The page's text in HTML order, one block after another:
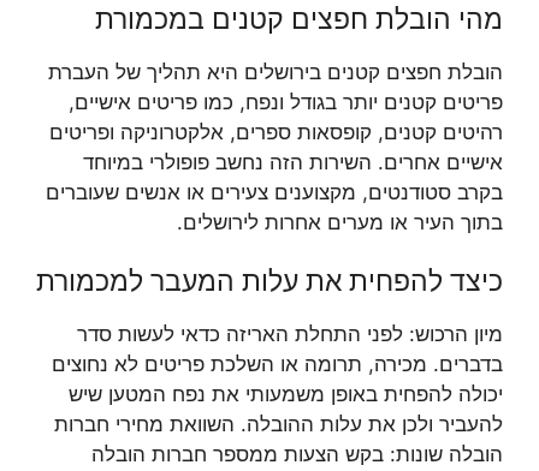
מהי הובלת חפצים קטנים במכמורת
הובלת חפצים קטנים בירושלים היא תהליך של העברת
פריטים קטנים יותר בגודל ונפח, כמו פריטים אישיים,
רהיטים קטנים, קופסאות ספרים, אלקטרוניקה ופריטים
אישיים אחרים. השירות הזה נחשב פופולרי במיוחד
בקרב סטודנטים, מקצוענים צעירים או אנשים שעוברים
בתוך העיר או מערים אחרות לירושלים.
כיצד להפחית את עלות המעבר למכמורת
מיון הרכוש: לפני התחלת האריזה כדאי לעשות סדר
בדברים. מכירה, תרומה או השלכת פריטים לא נחוצים
יכולה להפחית באופן משמעותי את נפח המטען שיש
להעביר ולכן את עלות ההובלה. השוואת מחירי חברות
הובלה שונות: בקש הצעות ממספר חברות הובלה